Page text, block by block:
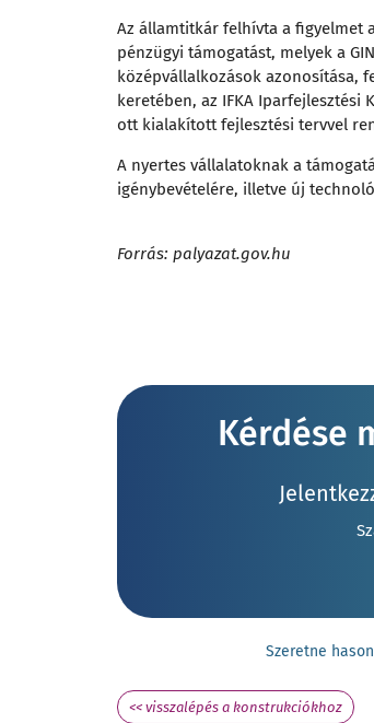
Az államtitkár felhívta a figyelmet
pénzügyi támogatást, melyek a
középvállalkozások azonosítása,
keretében, az IFKA
ott kialakított fejlesztési tervvel
A nyertes vállalatoknak a
igénybevételére, illetve új
Forrás: palyazat.gov.hu
Kérdése
Szeretne
<< visszalépés a konstrukciókhoz